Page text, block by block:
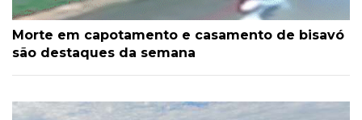
Morte em capotamento e casamento de bisavó
são destaques da semana